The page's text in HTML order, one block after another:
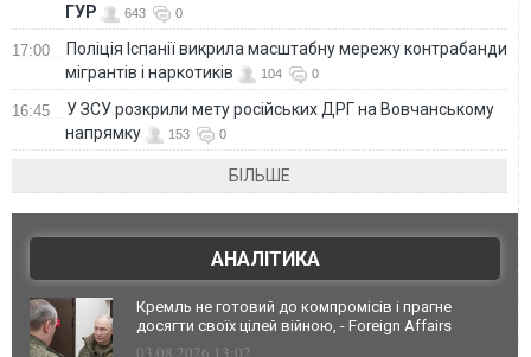
ГУР
643 0
17:00
Поліція Іспанії викрила масштабну мережу контрабанди
мігрантів і наркотиків
104 0
16:45
У ЗСУ розкрили мету російських ДРГ на Вовчанському
напрямку
153 0
БІЛЬШЕ
АНАЛІТИКА
Кремль не готовий до компромісів і прагне
досягти своїх цілей війною, - Foreign Affairs
03.08.2026 13:02